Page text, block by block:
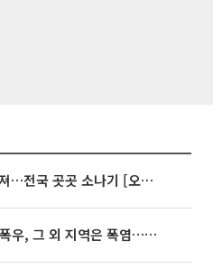
35도 안팎 무더위 이어져…전국 곳곳 소나기 [오늘 날씨]
동해안은 시간당 80㎜ 폭우, 그 외 지역은 폭염…‘극과 극 날씨’